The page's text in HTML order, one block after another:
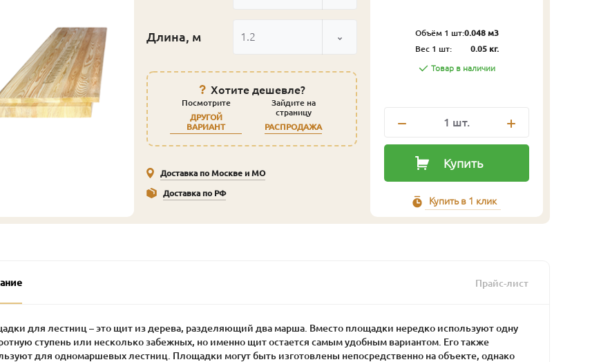
Длина, м 1.2
Хотите дешевле?
Посмотрите
ДРУГОЙ
ВАРИАНТ
Зайдите на
страницу
РАСПРОДАЖА
Доставка по Москве и МО
Доставка по РФ
Объём 1 шт:0.048 м3
Вес 1 шт:
0.05 кг.
Товар в наличии
1 шт.
Купить
Купить в 1 клик
Прайс-лист
для лестниц – это щит из дерева, разделяющий два марша. Вместо площадки нередко используют одну
ступень или несколько забежных, но именно щит остается самым удобным вариантом. Его также
для одномаршевых лестниц. Площадки могут быть изготовлены непосредственно на объекте, однако